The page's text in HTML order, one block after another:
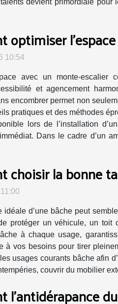
devient primordiale pour
optimiser
10:54
avec un monte-escalier
et agencement
encombrer permet non
pratiques et des méthodes
lors de l’installation
Dans le cadre d’un
choisir la bonne
idéale d’une bâche peut
protéger un véhicule, un toit
à chaque usage,
vos besoins pour tirer
usages courants bâche afin
couvrir du mobilier
l'antidérapance